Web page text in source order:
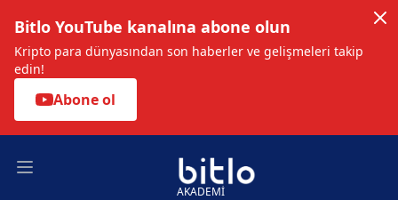
Bitlo YouTube kanalına abone olun
Kripto para dünyasından son haberler ve gelişmeleri takip
edin!
Abone ol
Open main menu
AKADEMİ